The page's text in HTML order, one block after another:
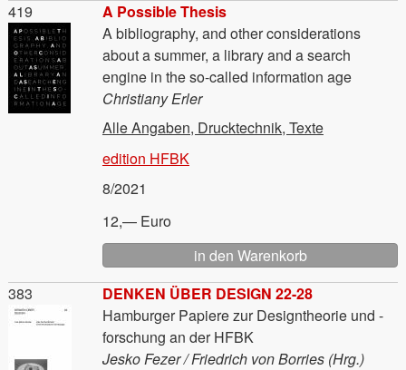
A Possible Thesis
A bibliography, and other considerations
about a summer, a library and a search
engine in the so-called information age
Material
419
Christiany Erler
Alle Angaben, Drucktechnik, Texte
edition HFBK
8/2021
12,— Euro
DENKEN ÜBER DESIGN 22-28
Hamburger Papiere zur Designtheorie und -
forschung an der HFBK
Material
383
Jesko Fezer / Friedrich von Borries (Hrg.)